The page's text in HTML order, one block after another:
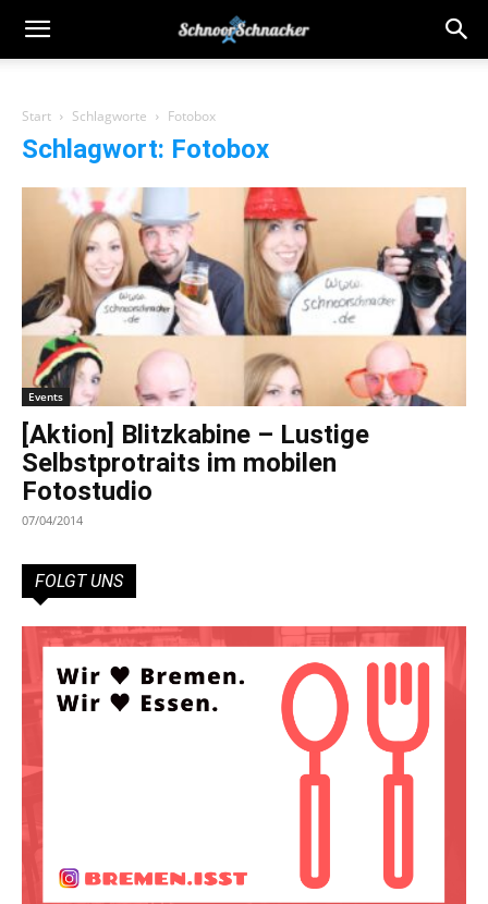
Start Schlagworte Fotobox
Schlagwort: Fotobox
Events
[Aktion] Blitzkabine – Lustige
Selbstprotraits im mobilen
Fotostudio
07/04/2014
FOLGT UNS